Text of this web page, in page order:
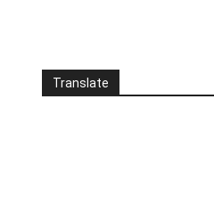
Translate